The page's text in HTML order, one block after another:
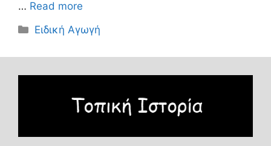
… Read more
Κατηγορίες
Ειδική Αγωγή